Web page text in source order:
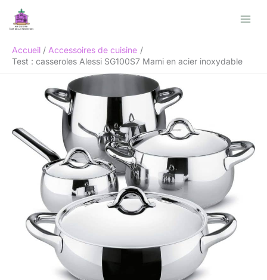
Accueil
Accessoires de cuisine
Test : casseroles Alessi SG100S7 Mami en acier inoxydable
Rechercher